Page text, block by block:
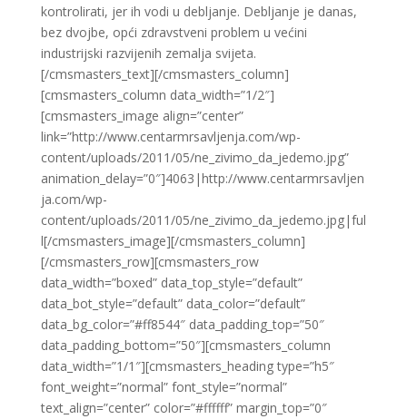
kontrolirati, jer ih vodi u debljanje. Debljanje je danas,
bez dvojbe, opći zdravstveni problem u većini
industrijski razvijenih zemalja svijeta.
[/cmsmasters_text][/cmsmasters_column]
[cmsmasters_column data_width=”1/2″]
[cmsmasters_image align=”center”
link=”http://www.centarmrsavljenja.com/wp-
content/uploads/2011/05/ne_zivimo_da_jedemo.jpg”
animation_delay=”0″]4063|http://www.centarmrsavljen
ja.com/wp-
content/uploads/2011/05/ne_zivimo_da_jedemo.jpg|ful
l[/cmsmasters_image][/cmsmasters_column]
[/cmsmasters_row][cmsmasters_row
data_width=”boxed” data_top_style=”default”
data_bot_style=”default” data_color=”default”
data_bg_color=”#ff8544″ data_padding_top=”50″
data_padding_bottom=”50″][cmsmasters_column
data_width=”1/1″][cmsmasters_heading type=”h5″
font_weight=”normal” font_style=”normal”
text_align=”center” color=”#ffffff” margin_top=”0″